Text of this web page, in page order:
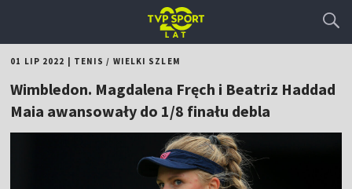
01 LIP 2022 TENIS / WIELKI SZLEM
Wimbledon. Magdalena Fręch i Beatriz Haddad
Maia awansowały do 1/8 finału debla